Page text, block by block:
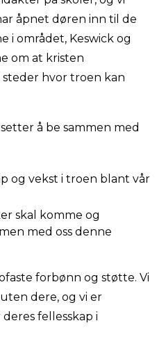
åpnet døren inn til de
i området, Keswick og
om at kristen
hvor troen kan
å be sammen med
og vekst i troen blant vår
skal komme og
med oss denne
forbønn og støtte. Vi
dere, og vi er
fellesskap i